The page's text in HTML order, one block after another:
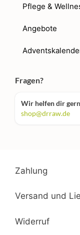
Pflege &
Angebote
Fragen?
Wir helfen dir
shop@drraw.de
Zahlung
Versand und
Widerruf